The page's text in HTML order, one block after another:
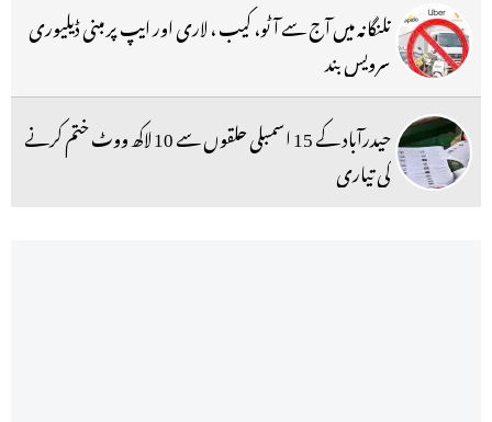
تلنگانہ میں آج سے آٹو، کیب ، لاری اور ایپ پر مبنی ڈیلیوری
سرویس بند
حیدرآباد کے 15 اسمبلی حلقوں سے 10 لاکھ ووٹ ختم کرنے
کی تیاری